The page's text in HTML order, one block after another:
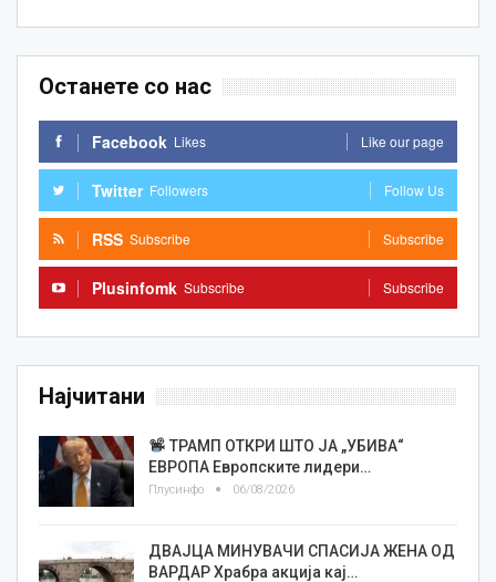
Останете со нас
Facebook Likes Like our page
Twitter Followers Follow Us
RSS Subscribe Subscribe
Plusinfomk Subscribe Subscribe
Најчитани
ТРАМП ОТКРИ ШТО ЈА „УБИВА“
ЕВРОПА Европските лидери…
Плусинфо 06/08/2026
ДВАЈЦА МИНУВАЧИ СПАСИЈА ЖЕНА ОД
ВАРДАР Храбра акција кај…